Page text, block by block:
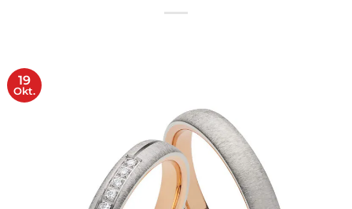
19
Okt.